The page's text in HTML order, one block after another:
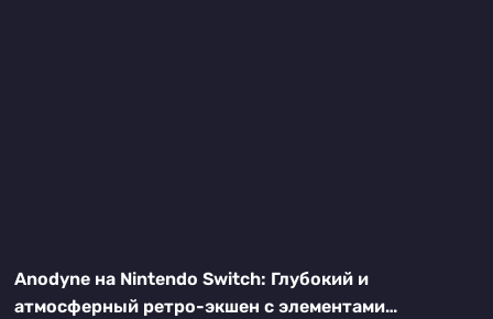
Anodyne на Nintendo Switch: Глубокий и
атмосферный ретро-экшен с элементами